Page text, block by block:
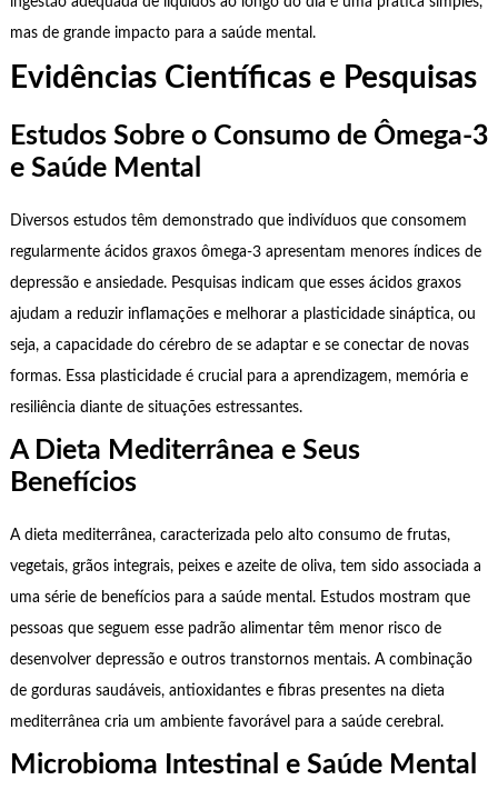
mas de grande impacto para a saúde mental.
Evidências Científicas e Pesquisas
Estudos Sobre o Consumo de Ômega-3
e Saúde Mental
Diversos estudos têm demonstrado que indivíduos que consomem
regularmente ácidos graxos ômega-3 apresentam menores índices de
depressão e ansiedade. Pesquisas indicam que esses ácidos graxos
ajudam a reduzir inflamações e melhorar a plasticidade sináptica, ou
seja, a capacidade do cérebro de se adaptar e se conectar de novas
formas. Essa plasticidade é crucial para a aprendizagem, memória e
resiliência diante de situações estressantes.
A Dieta Mediterrânea e Seus
Benefícios
A dieta mediterrânea, caracterizada pelo alto consumo de frutas,
vegetais, grãos integrais, peixes e azeite de oliva, tem sido associada a
uma série de benefícios para a saúde mental. Estudos mostram que
pessoas que seguem esse padrão alimentar têm menor risco de
desenvolver depressão e outros transtornos mentais. A combinação
de gorduras saudáveis, antioxidantes e fibras presentes na dieta
mediterrânea cria um ambiente favorável para a saúde cerebral.
Microbioma Intestinal e Saúde Mental